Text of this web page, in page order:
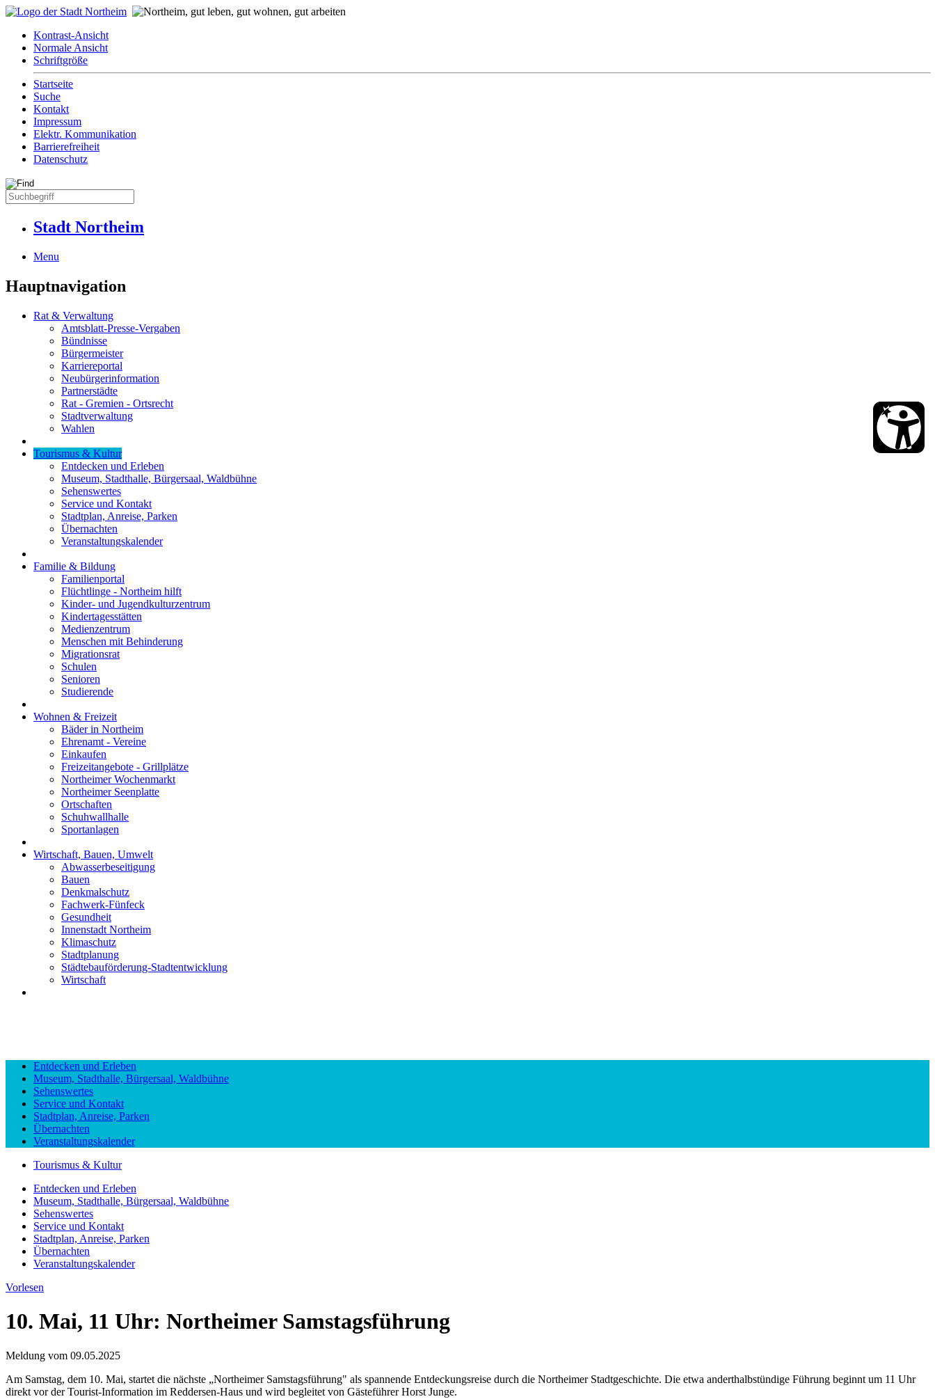
Kontrast-Ansicht
Normale Ansicht
Schriftgröße
Startseite
Suche
Kontakt
Impressum
Elektr. Kommunikation
Barrierefreiheit
Datenschutz
Stadt Northeim
Menu
Hauptnavigation
Rat & Verwaltung
Amtsblatt-Presse-Vergaben
Bündnisse
Bürgermeister
Karriereportal
Neubürgerinformation
Partnerstädte
Rat - Gremien - Ortsrecht
Stadtverwaltung
Wahlen
Tourismus & Kultur
Entdecken und Erleben
Museum, Stadthalle, Bürgersaal, Waldbühne
Sehenswertes
Service und Kontakt
Stadtplan, Anreise, Parken
Übernachten
Veranstaltungskalender
Familie & Bildung
Familienportal
Flüchtlinge - Northeim hilft
Kinder- und Jugendkulturzentrum
Kindertagesstätten
Medienzentrum
Menschen mit Behinderung
Migrationsrat
Schulen
Senioren
Studierende
Wohnen & Freizeit
Bäder in Northeim
Ehrenamt - Vereine
Einkaufen
Freizeitangebote - Grillplätze
Northeimer Wochenmarkt
Northeimer Seenplatte
Ortschaften
Schuhwallhalle
Sportanlagen
Wirtschaft, Bauen, Umwelt
Abwasserbeseitigung
Bauen
Denkmalschutz
Fachwerk-Fünfeck
Gesundheit
Innenstadt Northeim
Klimaschutz
Stadtplanung
Städtebauförderung-Stadtentwicklung
Wirtschaft
Entdecken und Erleben
Museum, Stadthalle, Bürgersaal, Waldbühne
Sehenswertes
Service und Kontakt
Stadtplan, Anreise, Parken
Übernachten
Veranstaltungskalender
Tourismus & Kultur
Entdecken und Erleben
Museum, Stadthalle, Bürgersaal, Waldbühne
Sehenswertes
Service und Kontakt
Stadtplan, Anreise, Parken
Übernachten
Veranstaltungskalender
Vorlesen
10. Mai, 11 Uhr: Northeimer Samstagsführung
Meldung vom 09.05.2025
Am Samstag, dem 10. Mai, startet die nächste „Northeimer Samstagsführung" als spannende Entdeckungsreise durch die Northeimer Stadtgeschichte. Die etwa anderthalbstündige Führung beginnt um 11 Uhr
direkt vor der Tourist-Information im Reddersen-Haus und wird begleitet von Gästeführer Horst Junge.